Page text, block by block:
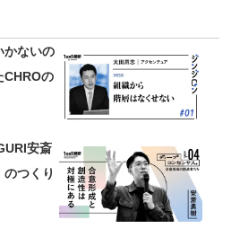
かないの
の
安斎
つくり